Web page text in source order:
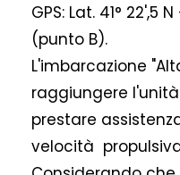
GPS: Lat. 41° 22',5
(punto B).
L'imbarcazione
raggiungere
prestare
velocità